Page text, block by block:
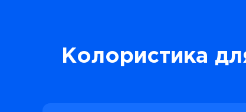
Колористика